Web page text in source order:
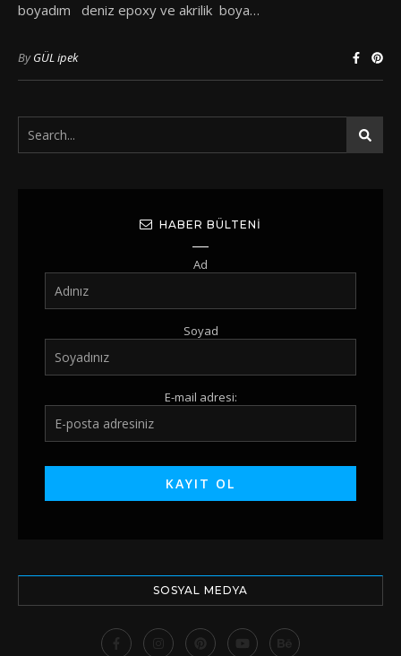
boyadım deniz epoxy ve akrilik boya…
ByGÜL ipek
HABER BÜLTENI
Ad
Soyad
E-mail adresi:
SOSYAL MEDYA